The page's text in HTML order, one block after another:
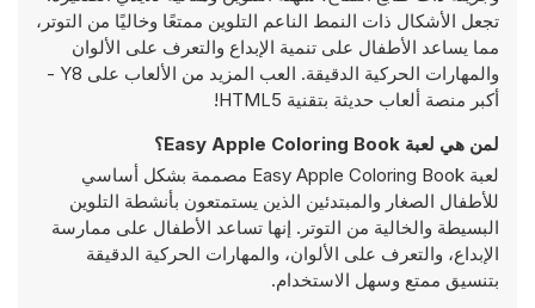
تجعل الأشكال ذات النمط الناعم التلوين ممتعًا وخاليًا من التوتر،
مما يساعد الأطفال على تنمية الإبداع والتعرف على الألوان
والمهارات الحركية الدقيقة. العب المزيد من الألعاب على Y8 -
أكبر منصة ألعاب حديثة بتقنية HTML5!
لمن هي لعبة Easy Apple Coloring Book؟
لعبة Easy Apple Coloring Book مصممة بشكل أساسي
للأطفال الصغار والمبتدئين الذين يستمتعون بأنشطة التلوين
البسيطة والخالية من التوتر. إنها تساعد الأطفال على ممارسة
الإبداع، والتعرف على الألوان، والمهارات الحركية الدقيقة
بتنسيق ممتع وسهل الاستخدام.